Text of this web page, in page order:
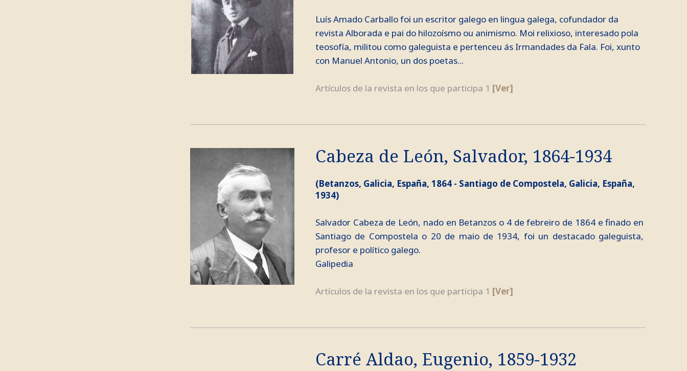
Luís Amado Carballo foi un escritor galego en lingua galega, cofundador da
revista Alborada e pai do hilozoísmo ou animismo. Moi relixioso, interesado pola
teosofía, militou como galeguista e pertenceu ás Irmandades da Fala. Foi, xunto
con Manuel Antonio, un dos poetas...
Artículos de la revista en los que participa 1 [Ver]
Cabeza de León, Salvador, 1864-1934
(Betanzos, Galicia, España, 1864 - Santiago de Compostela, Galicia, España,
1934)
Salvador Cabeza de León, nado en Betanzos o 4 de febreiro de 1864 e finado en
Santiago de Compostela o 20 de maio de 1934, foi un destacado galeguista,
profesor e político galego.
Galipedia
Artículos de la revista en los que participa 1 [Ver]
Carré Aldao, Eugenio, 1859-1932